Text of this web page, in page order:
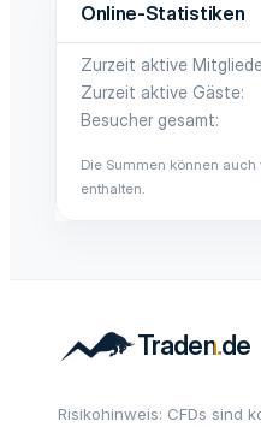
Online-Statistiken
Zurzeit aktive
Zurzeit aktive Gäste
Besucher gesamt
Die Summen können
enthalten.
Risikohinweis: CFDs sind